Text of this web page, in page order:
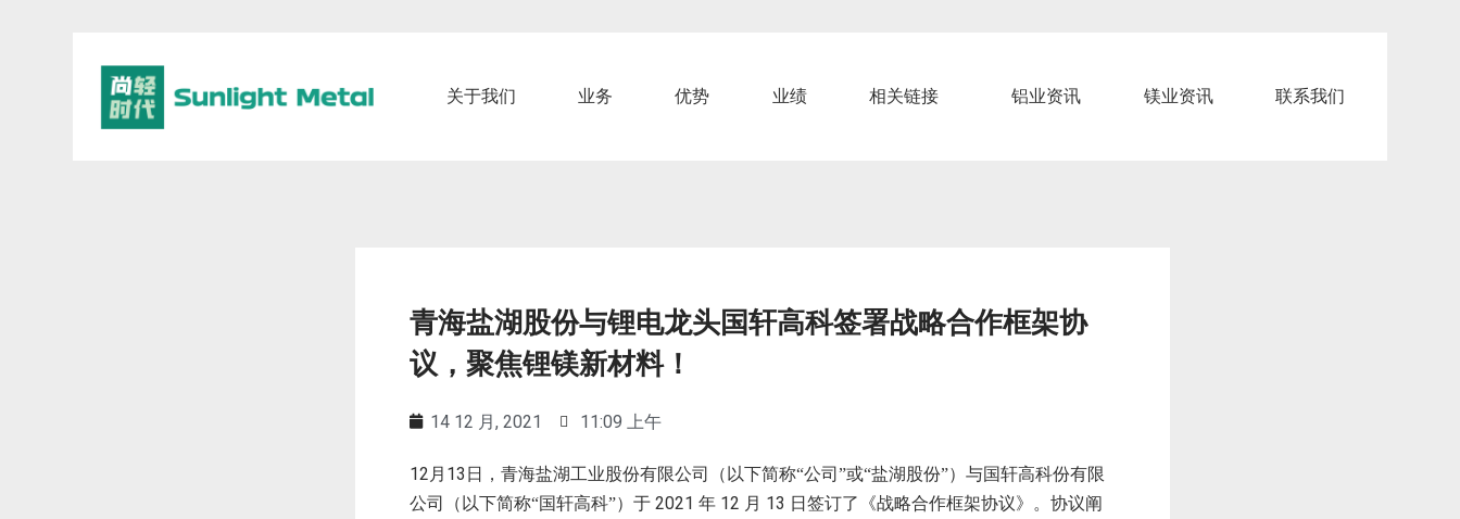
关于我们 业务 优势 业绩 相关链接 铝业资讯 镁业资讯 联系我们
青海盐湖股份与锂电龙头国轩高科签署战略合作框架协
议，聚焦锂镁新材料！
14 12 月, 2021 11:09 上午
12 月 13 日，青海盐湖工业股份有限公司（以下简称“公司”或“盐湖股份”）与国轩高科份有限
公司（以下简称“国轩高科”）于 2021 年 12 月 13 日签订了《战略合作框架协议》。协议阐